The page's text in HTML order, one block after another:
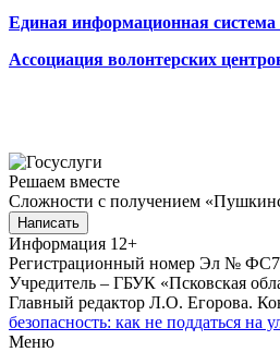
Единая информационная
Ассоциация волонтерских
Решаем вместе
Сложности с получением
Написать
Информация 12+
Регистрационный номер Эл №
Учредитель – ГБУК «Псковская
Главный редактор Л.О. Егорова.
безопасность: как не поддаться на
Меню